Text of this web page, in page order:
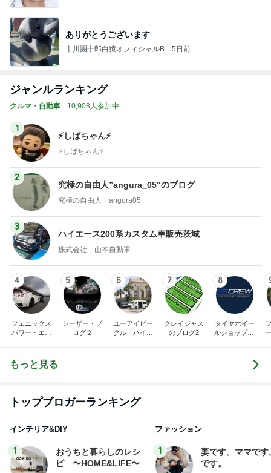
ありがとうございます
市川團十郎白猿オフィシャルB 5日前
ジャンルランキング
クルマ・自動車 10,908人参加中
1
⚡️しばちゃん⚡
⚡️しばちゃん⚡️
2
究極の自由人”angura_05"のブログ
究極の自由人 angura05
3
ハイエース200系カスタム車販売茨城
株式会社 山本自動車
4
フェニックス
パワー・エチ
5
シーザー・ブ
ログ２
6
ユーアイビー
クル ハイエ
7
クレイジャス
のブログ2
8
タイヤホイー
ルショップSS
もっと見る
トップブロガーランキング
インテリア&DIY
1
おうちと暮らしのレシ
ピ 〜HOME&LIFE〜
ファッション
1
妻です。ママです
です。